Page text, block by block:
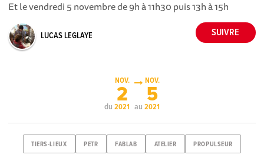
Et le vendredi 5 novembre de 9h à 11h30 puis 13h à 15h
LUCAS LEGLAYE
du
NOV.
2
2021 au
NOV.
5
2021
TIERS-LIEUX PETR FABLAB ATELIER PROPULSEUR